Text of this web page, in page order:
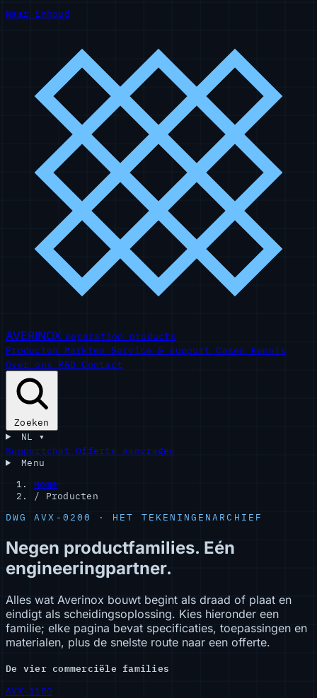
Naar inhoud
AVERINOX separation products
Producten Markten Service & support Cases Kennis
Over ons R&D Contact
Zoeken
NL ▾
SupportchatOfferte aanvragen
Menu
Home
/
Producten
DWG AVX-0200 · HET TEKENINGENARCHIEF
Negen productfamilies. Eén
engineeringpartner.
Alles wat Averinox bouwt begint als draad of plaat en
eindigt als scheidingsoplossing. Kies hieronder een
familie; elke pagina bevat specificaties, toepassingen en
materialen, plus de snelste route naar een offerte.
De vier commerciële families
AVX-1100